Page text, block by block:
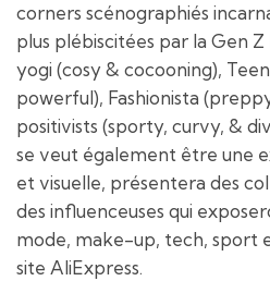
corners scénographiés
plus plébiscitées par la Gen
yogi (cosy & cocooning),
powerful), Fashionista
positivists (sporty, curvy, &
se veut également être une
et visuelle, présentera des
des influenceuses qui
mode, make-up, tech, sport
site AliExpress.